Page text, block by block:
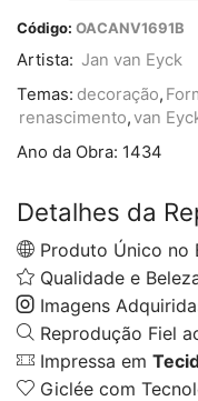
Código: OACANV1691B
Artista: Jan van Eyck
Temas: decoração,
renascimento,van
Ano da Obra: 1434
Detalhes da
Produto Único no
Qualidade e
Imagens
Reprodução Fiel
Impressa em
Giclée com